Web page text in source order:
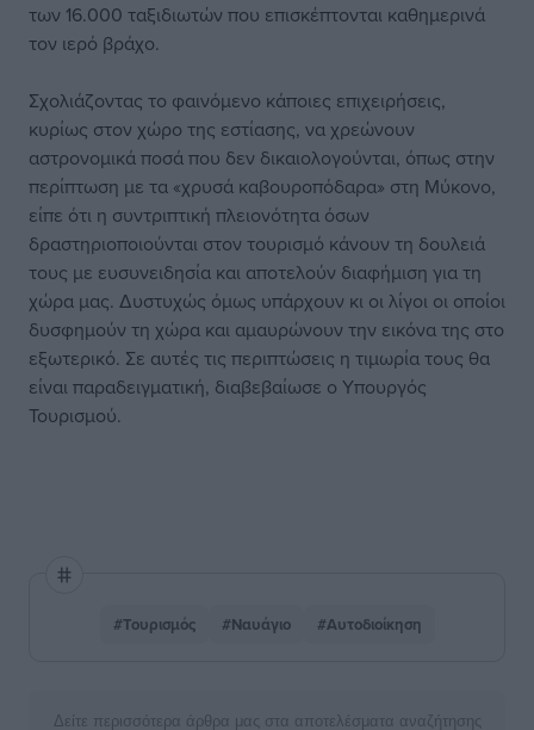
των 16.000 ταξιδιωτών που επισκέπτονται καθημερινά
τον ιερό βράχο.
Σχολιάζοντας το φαινόμενο κάποιες επιχειρήσεις,
κυρίως στον χώρο της εστίασης, να χρεώνουν
αστρονομικά ποσά που δεν δικαιολογούνται, όπως στην
περίπτωση με τα «χρυσά καβουροπόδαρα» στη Μύκονο,
είπε ότι η συντριπτική πλειονότητα όσων
δραστηριοποιούνται στον τουρισμό κάνουν τη δουλειά
τους με ευσυνειδησία και αποτελούν διαφήμιση για τη
χώρα μας. Δυστυχώς όμως υπάρχουν κι οι λίγοι οι οποίοι
δυσφημούν τη χώρα και αμαυρώνουν την εικόνα της στο
εξωτερικό. Σε αυτές τις περιπτώσεις η τιμωρία τους θα
είναι παραδειγματική, διαβεβαίωσε ο Υπουργός
Τουρισμού.
#Τουρισμός #Ναυάγιο #Αυτοδιοίκηση
Δείτε περισσότερα άρθρα μας στα αποτελέσματα αναζήτησης